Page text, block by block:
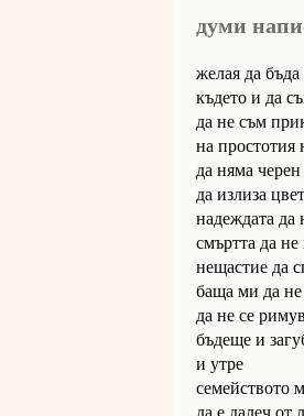
думи
желая да
където и да
да не съм
на простотия
да няма
да излиза
надеждата да
смъртта да
нещастие да
баща ми да не
да не се
бъдеще и
и утре
семейството
да е далеч от